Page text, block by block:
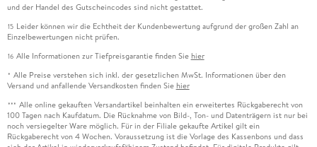
und der Handel des Gutscheincodes sind nicht gestattet.
15 Leider können wir die Echtheit der Kundenbewertung aufgrund der großen Zahl an
Einzelbewertungen nicht prüfen.
16 Alle Informationen zur Tiefpreisgarantie finden Sie hier
* Alle Preise verstehen sich inkl. der gesetzlichen MwSt. Informationen über den
Versand und anfallende Versandkosten finden Sie hier
*** Alle online gekauften Versandartikel beinhalten ein erweitertes Rückgaberecht von
100 Tagen nach Kaufdatum. Die Rücknahme von Bild-, Ton- und Datenträgern ist nur bei
noch versiegelter Ware möglich. Für in der Filiale gekaufte Artikel gilt ein
Rückgaberecht von 4 Wochen. Voraussetzung ist die Vorlage des Kassenbons und dass